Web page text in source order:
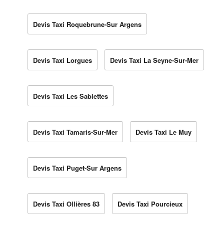
Devis Taxi Roquebrune-Sur Argens
Devis Taxi Lorgues Devis Taxi La Seyne-Sur-Mer
Devis Taxi Les Sablettes
Devis Taxi Tamaris-Sur-Mer Devis Taxi Le Muy
Devis Taxi Puget-Sur Argens
Devis Taxi Ollières 83 Devis Taxi Pourcieux